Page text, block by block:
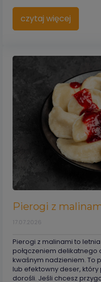
czytaj więcej
Pierogi z
17.07.2026
Pierogi z malinami to
połączeniem delikatnego
kwaśnym nadzieniem. To
lub efektowny deser,
dorośli. Jeśli chcesz